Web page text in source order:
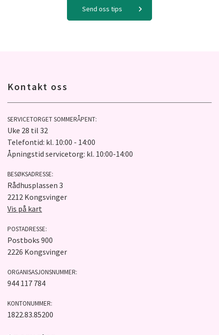
Send oss tips
Kontakt oss
SERVICETORGET SOMMERÅPENT:
Uke 28 til 32
Telefontid: kl. 10:00 - 14:00
Åpningstid servicetorg: kl. 10:00-14:00
BESØKSADRESSE:
Rådhusplassen 3
2212 Kongsvinger
Vis på kart
POSTADRESSE:
Postboks 900
2226 Kongsvinger
ORGANISASJONSNUMMER:
944 117 784
KONTONUMMER:
1822.83.85200